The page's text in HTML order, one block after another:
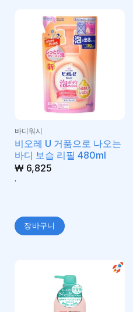
바디워시
비오레 U 거품으로 나오는
바디 보습 리필 480ml
₩6,825
.
장바구니